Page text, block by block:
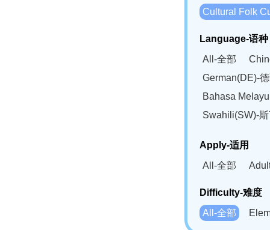
Cultural Folk
Language-语种
All-全部
German(DE)-
Bahasa
Swahili(SW)-
Apply-适用
All-全部
Difficulty-难度
All-全部